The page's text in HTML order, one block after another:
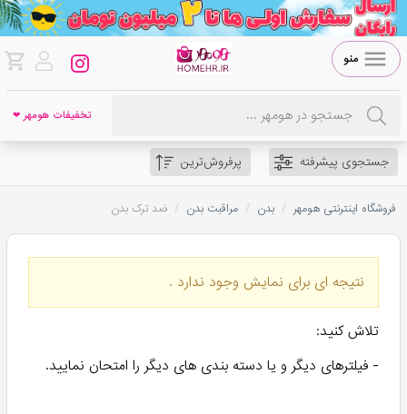
منو
تخفیفات هومهر ❤
جستجوی پیشرفته پرفروش‌ترین
فروشگاه اینترنتی هومهر / بدن / مراقبت بدن / ضد ترک بدن
نتیجه ای برای نمایش وجود ندارد .
تلاش کنید:
- فیلترهای دیگر و یا دسته بندی های دیگر را امتحان نمایید.